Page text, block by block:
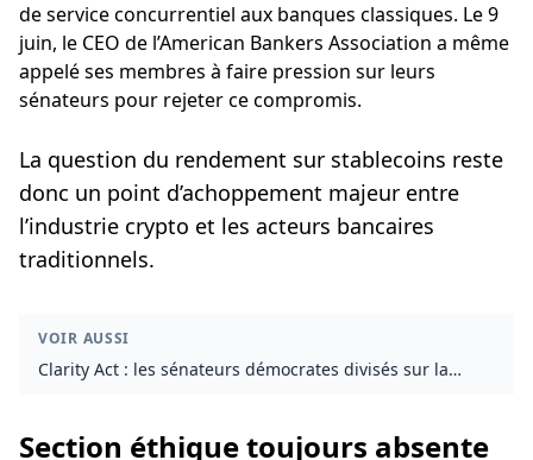
de service concurrentiel aux banques classiques. Le 9
juin, le CEO de l’American Bankers Association a même
appelé ses membres à faire pression sur leurs
sénateurs pour rejeter ce compromis.
La question du rendement sur stablecoins reste
donc un point d’achoppement majeur entre
l’industrie crypto et les acteurs bancaires
traditionnels.
VOIR AUSSI
Clarity Act : les sénateurs démocrates divisés sur la
Section éthique toujours absente